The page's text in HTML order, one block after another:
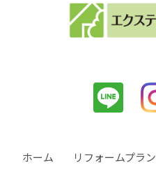
ホーム リフォームプラン